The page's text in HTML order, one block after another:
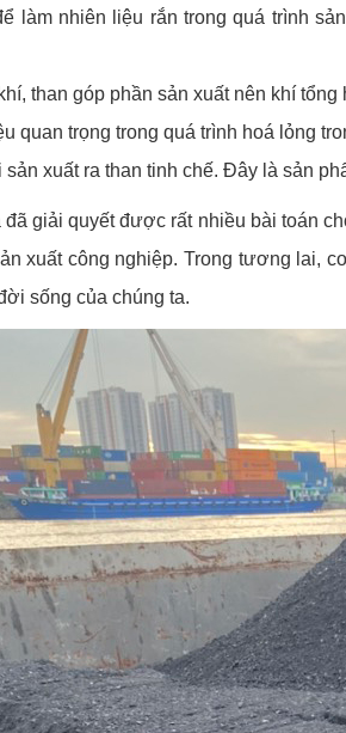
làm nhiên liệu rắn trong quá trình
than góp phần sản xuất nên khí
quan trọng trong quá trình hoá lỏng
xuất ra than tinh chế. Đây là sản
giải quyết được rất nhiều bài toán
xuất công nghiệp. Trong tương lai,
sống của chúng ta.